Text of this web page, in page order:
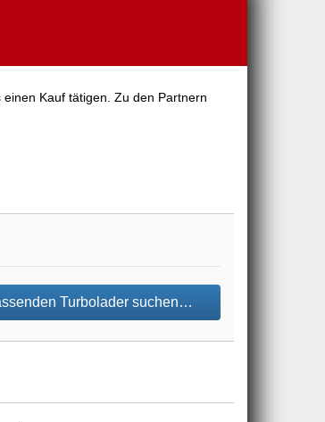
Kauf tätigen. Zu den Partnern
Turbolader suchen…